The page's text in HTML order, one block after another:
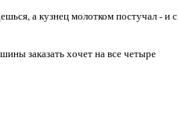
а кузнец молотком постучал - и с
заказать хочет на все четыре